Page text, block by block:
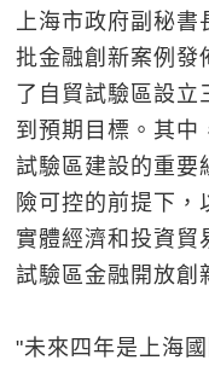
上海市政府副秘書
批金融創新案例發
了自貿試驗區設
到預期目標。其中
試驗區建設的重要
險可控的前提下
實體經濟和投資貿
試驗區金融開放創
"未來四年是上海